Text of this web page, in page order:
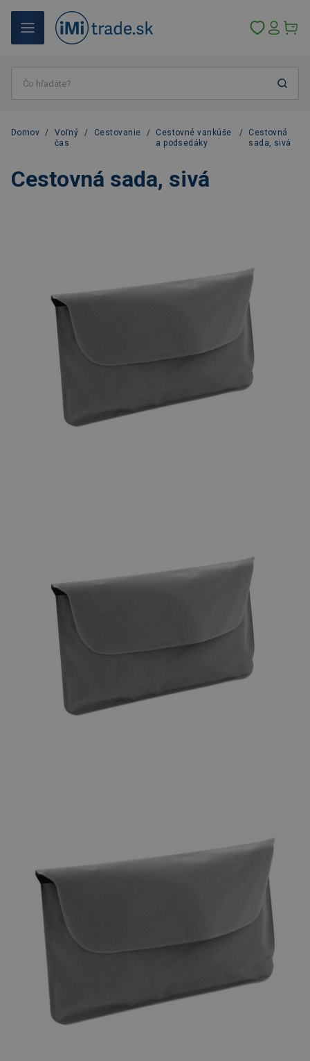
Domov /
Voľný
čas
/ Cestovanie /
Cestovné vankúše
a podsedáky
/
Cestovná
sada, sivá
Cestovná sada, sivá